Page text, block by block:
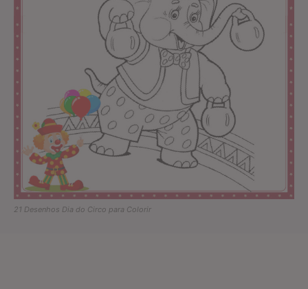
21 Desenhos Dia do Circo para Colorir